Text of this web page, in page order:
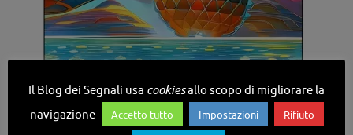
Il Blog dei Segnali usa cookiesallo scopo di migliorare la
navigazione
Accetto tutto Impostazioni Rifiuto